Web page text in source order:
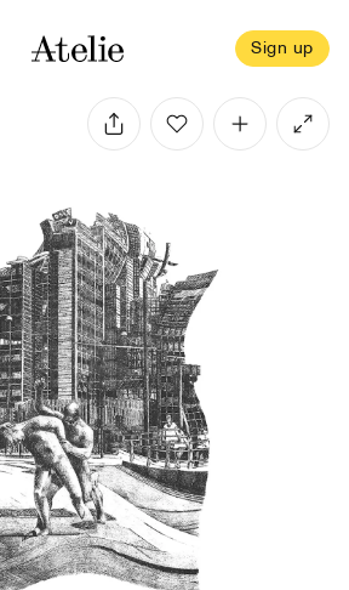
Sign up